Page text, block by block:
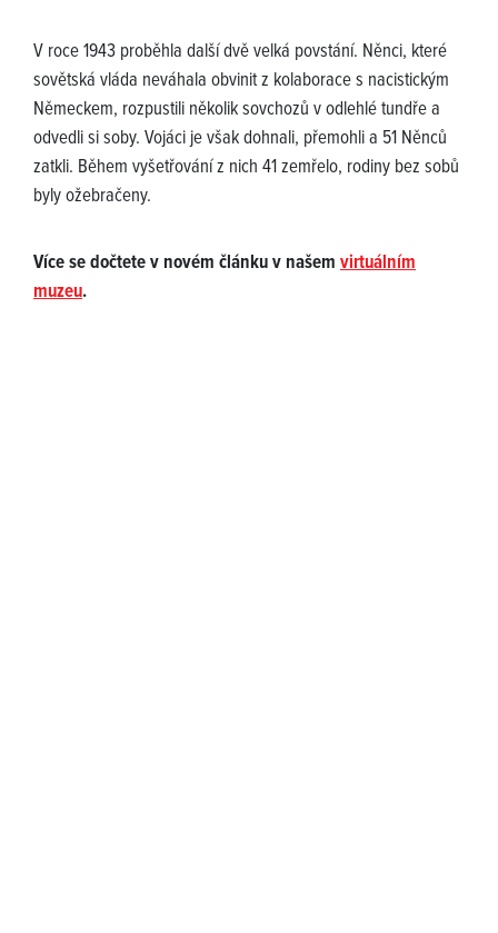
V roce 1943 proběhla další dvě velká povstání. Něnci, které
sovětská vláda neváhala obvinit z kolaborace s nacistickým
Německem, rozpustili několik sovchozů v odlehlé tundře a
odvedli si soby. Vojáci je však dohnali, přemohli a 51 Něnců
zatkli. Během vyšetřování z nich 41 zemřelo, rodiny bez sobů
byly ožebračeny.
Více se dočtete v novém článku v našem virtuálním
muzeu.